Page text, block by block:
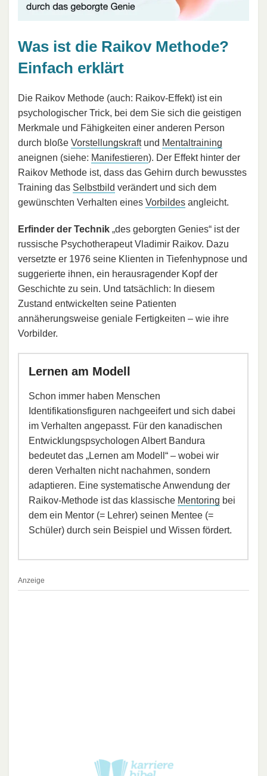
Was ist die Raikov Methode?
Einfach erklärt
Die Raikov Methode (auch: Raikov-Effekt) ist ein
psychologischer Trick, bei dem Sie sich die geistigen
Merkmale und Fähigkeiten einer anderen Person
durch bloße Vorstellungskraftund Mentaltraining
aneignen (siehe: Manifestieren). Der Effekt hinter der
Raikov Methode ist, dass das Gehirn durch bewusstes
Training das Selbstbild verändert und sich dem
gewünschten Verhalten eines Vorbildes angleicht.
Erfinder der Technik „des geborgten Genies“ ist der
russische Psychotherapeut Vladimir Raikov. Dazu
versetzte er 1976 seine Klienten in Tiefenhypnose und
suggerierte ihnen, ein herausragender Kopf der
Geschichte zu sein. Und tatsächlich: In diesem
Zustand entwickelten seine Patienten
annäherungsweise geniale Fertigkeiten – wie ihre
Vorbilder.
Lernen am Modell
Schon immer haben Menschen
Identifikationsfiguren nachgeeifert und sich dabei
im Verhalten angepasst. Für den kanadischen
Entwicklungspsychologen Albert Bandura
bedeutet das „Lernen am Modell“ – wobei wir
deren Verhalten nicht nachahmen, sondern
adaptieren. Eine systematische Anwendung der
Raikov-Methode ist das klassische Mentoring bei
dem ein Mentor (= Lehrer) seinen Mentee (=
Schüler) durch sein Beispiel und Wissen fördert.
Anzeige